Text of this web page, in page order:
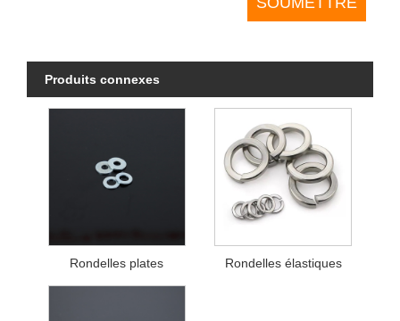
Produits connexes
Rondelles plates Rondelles élastiques